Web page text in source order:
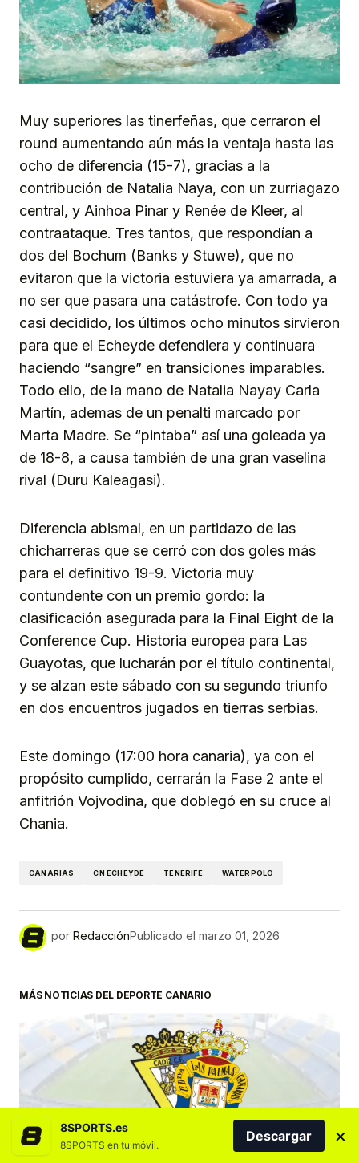
Muy superiores las tinerfeñas, que cerraron el
round aumentando aún más la ventaja hasta las
ocho de diferencia (15-7), gracias a la
contribución de Natalia Naya, con un zurriagazo
central, y Ainhoa Pinar y Renée de Kleer, al
contraataque. Tres tantos, que respondían a
dos del Bochum (Banks y Stuwe), que no
evitaron que la victoria estuviera ya amarrada, a
no ser que pasara una catástrofe. Con todo ya
casi decidido, los últimos ocho minutos sirvieron
para que el Echeyde defendiera y continuara
haciendo “sangre” en transiciones imparables.
Todo ello, de la mano de Natalia Nayay Carla
Martín, ademas de un penalti marcado por
Marta Madre. Se “pintaba” así una goleada ya
de 18-8, a causa también de una gran vaselina
rival (Duru Kaleagasi).
Diferencia abismal, en un partidazo de las
chicharreras que se cerró con dos goles más
para el definitivo 19-9. Victoria muy
contundente con un premio gordo: la
clasificación asegurada para la Final Eight de la
Conference Cup. Historia europea para Las
Guayotas, que lucharán por el título continental,
y se alzan este sábado con su segundo triunfo
en dos encuentros jugados en tierras serbias.
Este domingo (17:00 hora canaria), ya con el
propósito cumplido, cerrarán la Fase 2 ante el
anfitrión Vojvodina, que doblegó en su cruce al
Chania.
CANARIAS CN ECHEYDE TENERIFE WATERPOLO
por RedacciónPublicado el marzo 01, 2026
MÁS NOTICIAS DEL DEPORTE CANARIO
DESTACADOS
8SPORTS.es
8SPORTS en tu móvil.
Descargar ×